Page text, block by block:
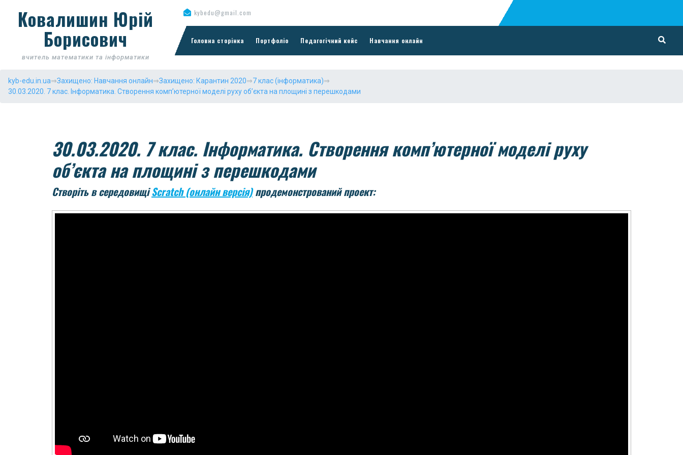
contentКовалишин Юрій
Борисович
вчитель математики та інформатики
kybedu@gmail.com
Головна сторінка Портфоліо Педагогічний кейс Навчання онлайн
kyb-edu.in.ua⇒Захищено: Навчання онлайн⇒Захищено: Карантин 2020⇒7 клас (інформатика)⇒
30.03.2020. 7 клас. Інформатика. Створення комп’ютерної моделі руху об’єкта на площині з перешкодами
30.03.2020. 7 клас. Інформатика. Створення комп’ютерної моделі руху
об’єкта на площині з перешкодами
Створіть в середовищіScratch (онлайн версія)продемонстрований проект: